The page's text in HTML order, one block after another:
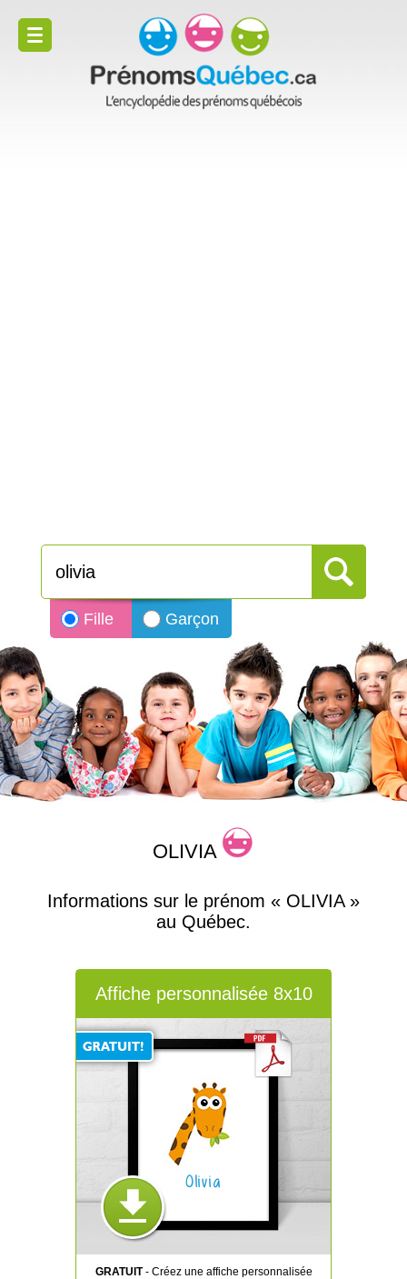
Fille Garçon
OLIVIA
Informations sur le prénom « OLIVIA »
au Québec.
Affiche personnalisée 8x10
Olivia
GRATUIT- Créez une affiche personnalisée